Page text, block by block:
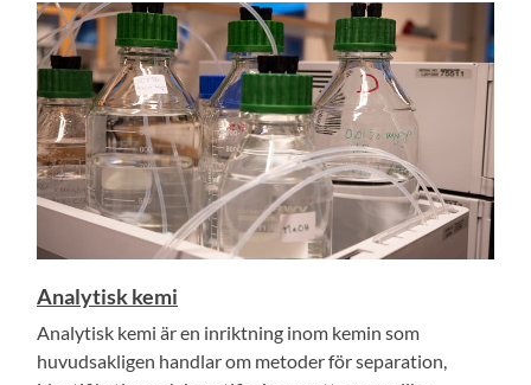
Analytisk kemi
Analytisk kemi är en inriktning inom kemin som
huvudsakligen handlar om metoder för separation,